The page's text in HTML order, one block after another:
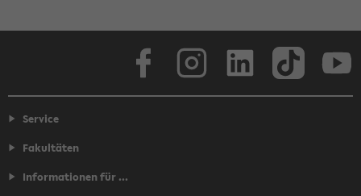
Service
Fakultäten
Informationen für ...